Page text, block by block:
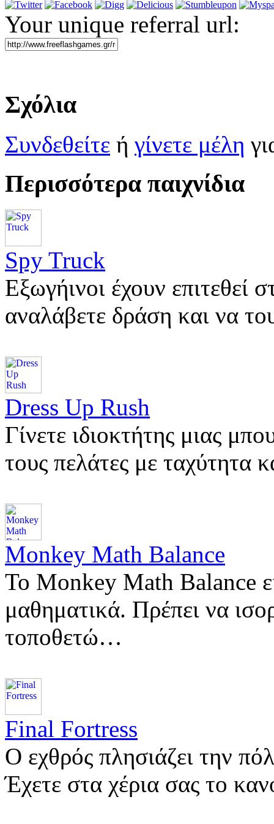
Your unique referral url:
Σχόλια
Συνδεθείτε ή γίνετε μέλη
Περισσότερα παιχνίδια
Spy Truck
Εξωγήινοι έχουν επιτεθεί
αναλάβετε δράση και να
Dress Up Rush
Γίνετε ιδιοκτήτης μιας
τους πελάτες με
Monkey Math Balance
Το Monkey Math Balance
μαθηματικά. Πρέπει να
τοποθετώ…
Final Fortress
Ο εχθρός πλησιάζει την
Έχετε στα χέρια σας το